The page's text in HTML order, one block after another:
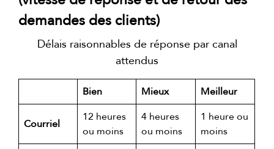
demandes des clients)
Délais raisonnables de réponse par canal
attendus
Bien Mieux Meilleur
Courriel
12 heures
ou moins
4 heures
ou moins
1 heure ou
moins